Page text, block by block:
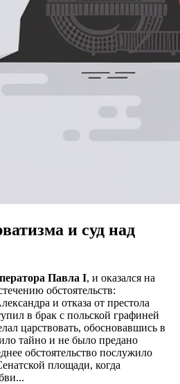
и суд над
Павла I, и оказался на
обстоятельств:
и отказа от престола
в брак с польской графиней
царствовать, обосновавшись в
тайно и не было предано
обстоятельство послужило
площади, когда